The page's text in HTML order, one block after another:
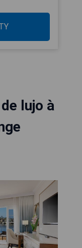
lujo à